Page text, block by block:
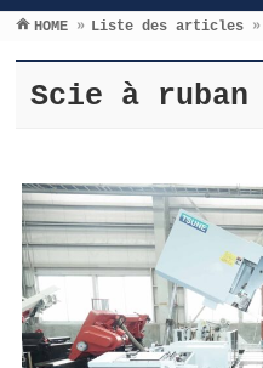
HOME » Liste des articles »
Scie à ruban